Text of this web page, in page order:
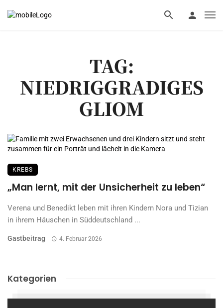
TAG:
NIEDRIGGRADIGES
GLIOM
KREBS
„Man lernt, mit der Unsicherheit zu leben“
Verena und Benedikt leben mit ihren Kindern Nora und Tizian
in ihrem Häuschen in Süddeutschland ...
Gastbeitrag 4. Februar 2026
Kategorien